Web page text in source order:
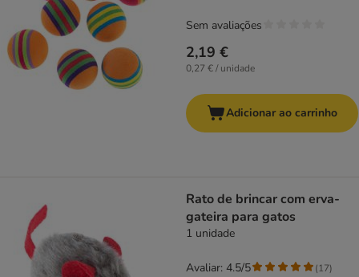
2,19 €
0,27 € / unidade
Sem avaliações
Adicionar ao carrinho
Rato de brincar com erva-
gateira para gatos
1 unidade
Avaliar: 4.5/5 (17)